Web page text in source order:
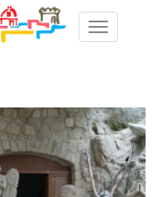
Toggle